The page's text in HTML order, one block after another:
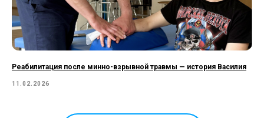
Реабилитация после минно-взрывной травмы — история Василия
11.02.2026